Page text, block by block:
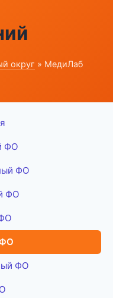
округ » МедиЛаб
ФО
ФО
ФО
ФО